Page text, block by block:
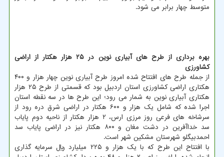
متوسط چهار برابر می شود.
بهره برداری از طرح های آبیاری نوین در ۲۵ هزار هکتار از اراضی
کشاورزی
از جمله طرح های افتتاح شده امروز طرح آبیاری نوین چهار هزار و ۴۰۰
هکتاری اراضی کشاورزی استان اردبیل بود که قسمتی از طرح ۲۵ هزار
هکتاری آبیاری نوین به شمار می رود؛ این طرح ها در سه نقطه استان
اجرا شده که شامل یک هزار و ۶۰۰ هکتار در اراضی شرق دره رود از
سرشاخه های فرعی روز مرزی ارس، ۲ هزار هکتار از ناحیه دوم پایاب
سد خداآفرین در دشت مغان و ۸۰۰ هکتار نیز در اراضی پایاب سد
احمدبیگلو شهرستان مشکین شهر است.
با افتتاح این طرح که با یک هزار و ۲۲۵ میلیارد ریال سرمایه گذاری